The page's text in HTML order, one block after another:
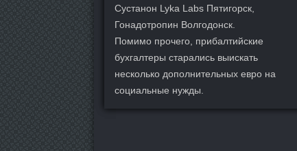
Сустанон Lyka Labs Пятигорск,
Гонадотропин Волгодонск.
Помимо прочего, прибалтийские
бухгалтеры старались выискать
несколько дополнительных евро на
социальные нужды.